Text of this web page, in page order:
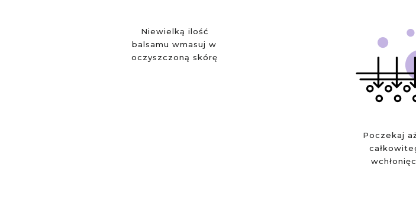
Niewielką ilość
balsamu wmasuj w
oczyszczoną skórę
Poczekaj